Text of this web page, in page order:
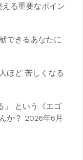
る重要なポイン
できるあなたに
ほど 苦しくなる
」 という《エゴ
か？ 2026年6月